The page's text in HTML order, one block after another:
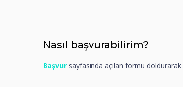
Nasıl başvurabilirim?
Başvur sayfasında açılan formu